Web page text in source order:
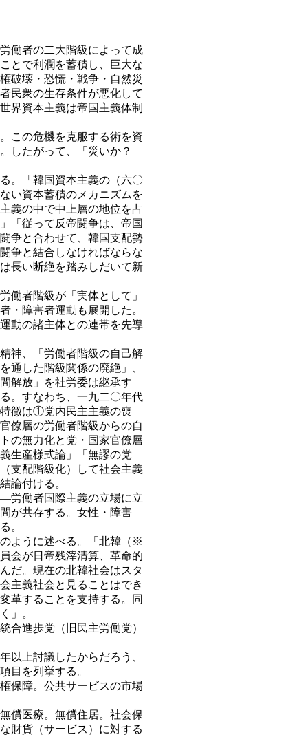
働者の二大階級によって成
とで利潤を蓄積し、巨大な
破壊・恐慌・戦争・自然災
民衆の生存条件が悪化して
界資本主義は帝国主義体制
この危機を克服する術を資
したがって、「災いか？
。「韓国資本主義の（六〇
い資本蓄積のメカニズムを
義の中で中上層の地位を占
「従って反帝闘争は、帝国
争と合わせて、韓国支配勢
争と結合しなければならな
長い断絶を踏みしだいて新
者階級が「実体として」
・障害者運動も展開した。
動の諸主体との連帯を先導
神、「労働者階級の自己解
通した階級関係の廃絶」、
解放」を社労委は継承す
。すなわち、一九二〇年代
徴は①党内民主主義の喪
僚層の労働者階級からの自
の無力化と党・国家官僚層
生産様式論」「無謬の党
支配階級化）して社会主義
論付ける。
労働者国際主義の立場に立
が共存する。女性・障害
。
ように述べる。「北韓（※
会が日帝残滓清算、革命的
だ。現在の北韓社会はスタ
主義社会と見ることはでき
革することを支持する。同
」。
進歩党（旧民主労働党）
上討議したからだろう、
目を列挙する。
保障。公共サービスの市場
償医療。無償住居。社会保
財貨（サービス）に対する